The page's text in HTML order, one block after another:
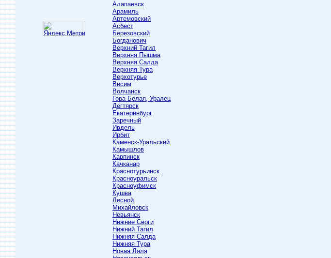
Алапаевск
Арамиль
Артемовский
Асбест
Березовский
Богданович
Верхний Тагил
Верхняя Пышма
Верхняя Салда
Верхняя Тура
Верхотурье
Висим
Волчанск
Гора Белая, Уралец
Дегтярск
Екатеринбург
Заречный
Ивдель
Ирбит
Каменск-Уральский
Камышлов
Карпинск
Качканар
Краснотурьинск
Красноуральск
Красноуфимск
Кушва
Лесной
Михайловск
Невьянск
Нижние Серги
Нижний Тагил
Нижняя Салда
Нижняя Тура
Новая Ляля